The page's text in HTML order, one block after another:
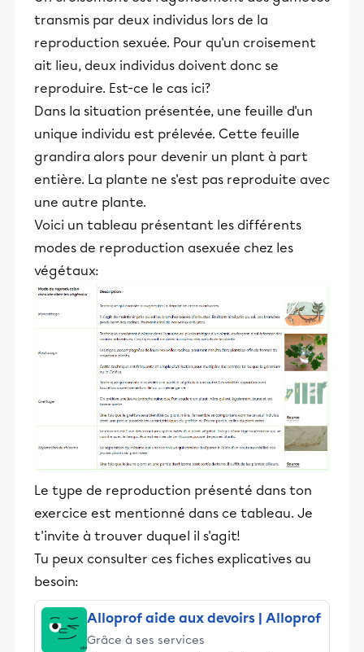
transmis par deux individus lors de la
reproduction sexuée. Pour qu'un croisement
ait lieu, deux individus doivent donc se
reproduire. Est-ce le cas ici?
Dans la situation présentée, une feuille d'un
unique individu est prélevée. Cette feuille
grandira alors pour devenir un plant à part
entière. La plante ne s'est pas reproduite avec
une autre plante.
Voici un tableau présentant les différents
modes de reproduction asexuée chez les
végétaux:
Le type de reproduction présenté dans ton
exercice est mentionné dans ce tableau. Je
t'invite à trouver duquel il s'agit!
Tu peux consulter ces fiches explicatives au
besoin:
Alloprof aide aux devoirs | Alloprof
Grâce à ses services